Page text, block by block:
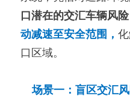
口潜在的交汇车辆风险
动减速至安全范围，
口区域。
场景一：盲区交汇